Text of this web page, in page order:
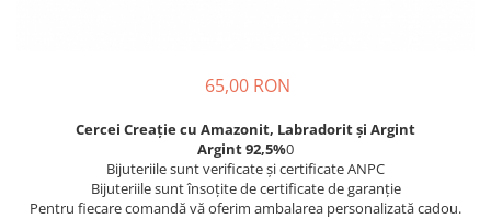
65,00 RON
Cercei Creație cu Amazonit, Labradorit și Argint
Argint 92,5%0
Bijuteriile sunt verificate şi certificate ANPC
Bijuteriile sunt însoţite de certificate de garanţie
Pentru fiecare comandă vă oferim ambalarea personalizată cadou.